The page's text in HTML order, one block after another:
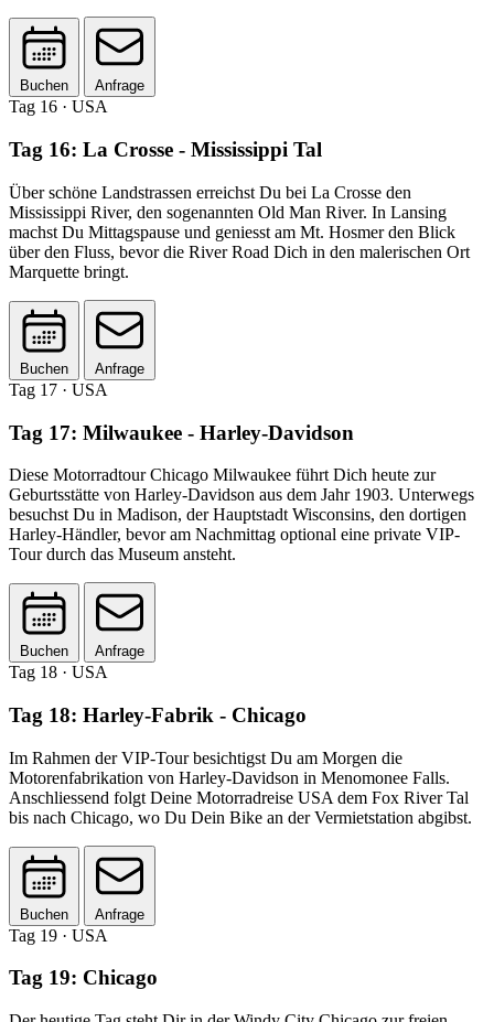
Buchen Anfrage
Tag 16 · USA
Tag 16: La Crosse - Mississippi Tal
Über schöne Landstrassen erreichst Du bei La Crosse den
Mississippi River, den sogenannten Old Man River. In Lansing
machst Du Mittagspause und geniesst am Mt. Hosmer den Blick
über den Fluss, bevor die River Road Dich in den malerischen Ort
Marquette bringt.
Buchen Anfrage
Tag 17 · USA
Tag 17: Milwaukee - Harley-Davidson
Diese Motorradtour Chicago Milwaukee führt Dich heute zur
Geburtsstätte von Harley-Davidson aus dem Jahr 1903. Unterwegs
besuchst Du in Madison, der Hauptstadt Wisconsins, den dortigen
Harley-Händler, bevor am Nachmittag optional eine private VIP-
Tour durch das Museum ansteht.
Buchen Anfrage
Tag 18 · USA
Tag 18: Harley-Fabrik - Chicago
Im Rahmen der VIP-Tour besichtigst Du am Morgen die
Motorenfabrikation von Harley-Davidson in Menomonee Falls.
Anschliessend folgt Deine Motorradreise USA dem Fox River Tal
bis nach Chicago, wo Du Dein Bike an der Vermietstation abgibst.
Buchen Anfrage
Tag 19 · USA
Tag 19: Chicago